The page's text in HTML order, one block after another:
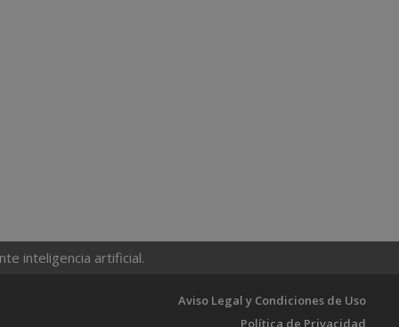
inteligencia artificial.
Aviso Legal y Condiciones de Uso
Política de Privacidad